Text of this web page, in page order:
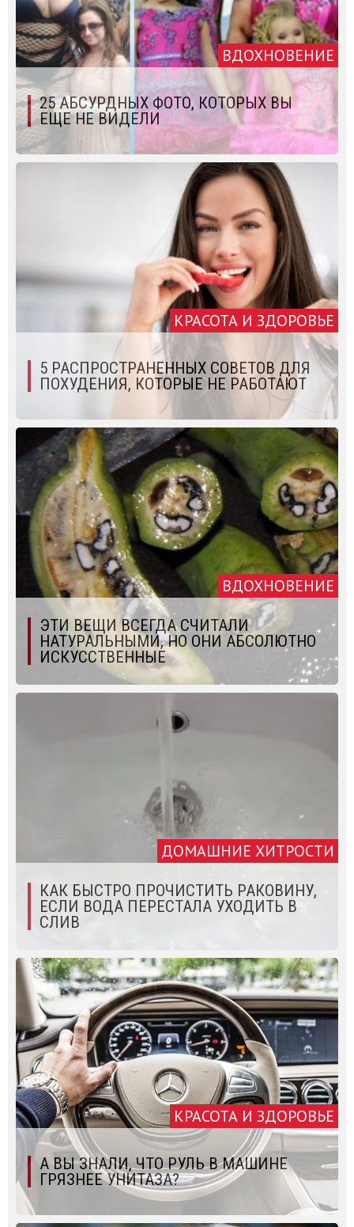
ВДОХНОВЕНИЕ
25 АБСУРДНЫХ ФОТО, КОТОРЫХ ВЫ
ЕЩЕ НЕ ВИДЕЛИ
КРАСОТА И ЗДОРОВЬЕ
5 РАСПРОСТРАНЕННЫХ СОВЕТОВ ДЛЯ
ПОХУДЕНИЯ, КОТОРЫЕ НЕ РАБОТАЮТ
ВДОХНОВЕНИЕ
ЭТИ ВЕЩИ ВСЕГДА СЧИТАЛИ
НАТУРАЛЬНЫМИ, НО ОНИ АБСОЛЮТНО
ИСКУССТВЕННЫЕ
ДОМАШНИЕ ХИТРОСТИ
КАК БЫСТРО ПРОЧИСТИТЬ РАКОВИНУ,
ЕСЛИ ВОДА ПЕРЕСТАЛА УХОДИТЬ В
СЛИВ
КРАСОТА И ЗДОРОВЬЕ
А ВЫ ЗНАЛИ, ЧТО РУЛЬ В МАШИНЕ
ГРЯЗНЕЕ УНИТАЗА?